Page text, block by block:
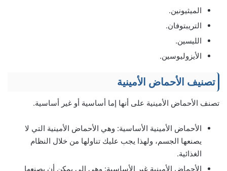
الميثيونين.
التريبتوفان.
الليسين.
الأيزوليوسين.
تصنيف الأحماض الأمينية
تصنف الأحماض الأمينية على أنها إما أساسية أو غير أساسية.
الأحماض الأمينية الأساسية: وهي الأحماض الأمينية التي لا
يصنعها الجسم، ولهذا يجب عليك تناولها من خلال النظام
الغذائية.
الأحماض الأمينية غير الأساسية: وهي الي يمكن أن يصنعها